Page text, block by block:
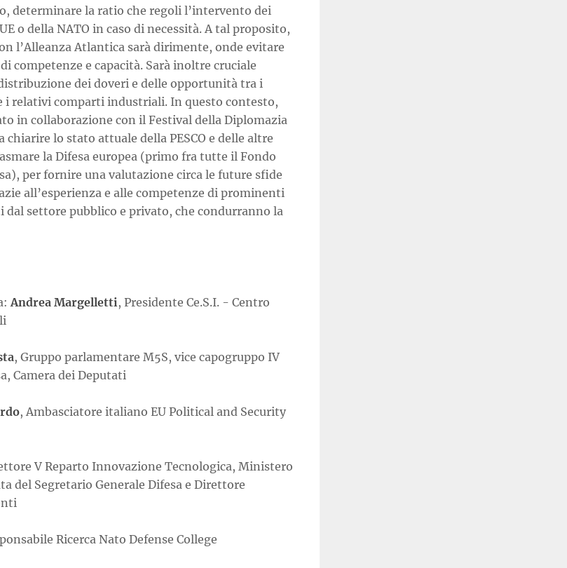
determinare la ratio che regoli l’intervento dei
o della NATO in caso di necessità. A tal proposito,
l’Alleanza Atlantica sarà dirimente, onde evitare
competenze e capacità. Sarà inoltre cruciale
dei doveri e delle opportunità tra i
i relativi comparti industriali. In questo contesto,
in collaborazione con il Festival della Diplomazia
chiarire lo stato attuale della PESCO e delle altre
la Difesa europea (primo fra tutte il Fondo
per fornire una valutazione circa le future sfide
all’esperienza e alle competenze di prominenti
dal settore pubblico e privato, che condurranno la
Andrea Margelletti, Presidente Ce.S.I. - Centro
, Gruppo parlamentare M5S, vice capogruppo IV
Camera dei Deputati
, Ambasciatore italiano EU Political and Security
V Reparto Innovazione Tecnologica, Ministero
del Segretario Generale Difesa e Direttore
Ricerca Nato Defense College